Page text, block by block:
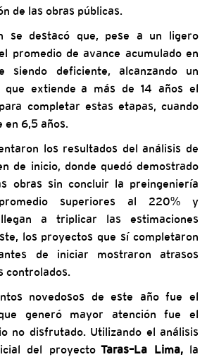
de las obras públicas.
se destacó que, pese a un ligero
promedio de avance acumulado en
siendo deficiente, alcanzando un
extiende a más de 14 años el
completar estas etapas, cuando
en 6,5 años.
los resultados del análisis de
de inicio, donde quedó demostrado
obras sin concluir la preingeniería
superiores al 220% y
a triplicar las estimaciones
los proyectos que sí completaron
de iniciar mostraron atrasos
controlados.
novedosos de este año fue el
generó mayor atención fue el
no disfrutado. Utilizando el análisis
del proyecto Taras–La Lima,la